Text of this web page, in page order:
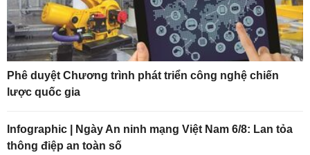
Phê duyệt Chương trình phát triển công nghệ chiến
lược quốc gia
Infographic | Ngày An ninh mạng Việt Nam 6/8: Lan tỏa
thông điệp an toàn số